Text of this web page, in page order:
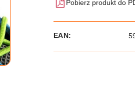
Pobierz produkt do
EAN: